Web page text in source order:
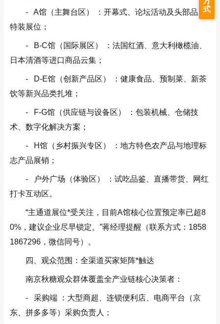
- A馆（主舞台区） ：开幕式、论坛活动及头部品牌
特装展位；
- B-C馆（国际展区） ：法国红酒、意大利橄榄油、
日本清酒等进口商品云集；
- D-E馆（创新产品区） ：健康食品、预制菜、新茶
饮等新兴品类扎堆；
- F-G馆（供应链与设备区） ：包装机械、仓储技
术、数字化解决方案；
- H馆（乡村振兴专区） ：地方特色农产品与地理标
志产品展销；
- 户外广场（体验区） ：试吃品鉴、直播带货、网红
打卡互动区。
“主通道展位*受关注，目前A馆核心位置预定率已超8
0%，建议企业尽早锁定。”蒋经理提醒（联系方式：1858
1867296，微信同号）。
四、观众范围：全渠道买家矩阵*触达
南京秋糖观众群体覆盖全产业链核心决策者：
- 采购端 ：大型商超、连锁便利店、电商平台（京
东、拼多多等）采购负责人；
式